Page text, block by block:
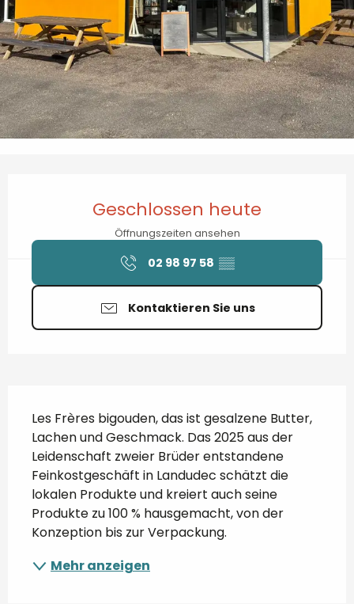
Geschlossen heute
Öffnungszeiten ansehen
02 98 97 58 ▒▒
Kontaktieren Sie uns
Les Frères bigouden, das ist gesalzene Butter,
Lachen und Geschmack. Das 2025 aus der
Leidenschaft zweier Brüder entstandene
Feinkostgeschäft in Landudec schätzt die
lokalen Produkte und kreiert auch seine
Produkte zu 100 % hausgemacht, von der
Konzeption bis zur Verpackung.
Mehr anzeigen